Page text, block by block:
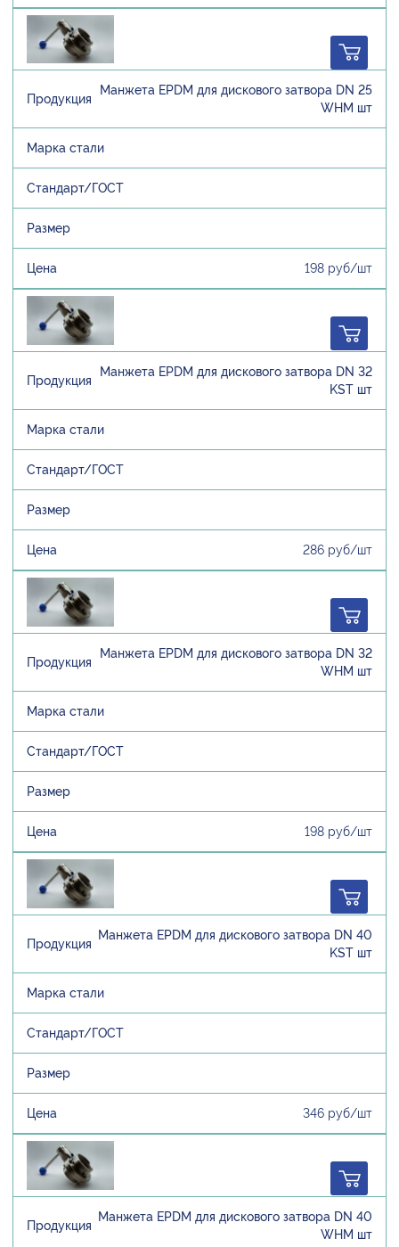
Манжета EPDM для дискового затвора DN 25
WHM шт
198 руб/шт
Манжета EPDM для дискового затвора DN 32
KST шт
286 руб/шт
Манжета EPDM для дискового затвора DN 32
WHM шт
198 руб/шт
Манжета EPDM для дискового затвора DN 40
KST шт
346 руб/шт
Манжета EPDM для дискового затвора DN 40
WHM шт